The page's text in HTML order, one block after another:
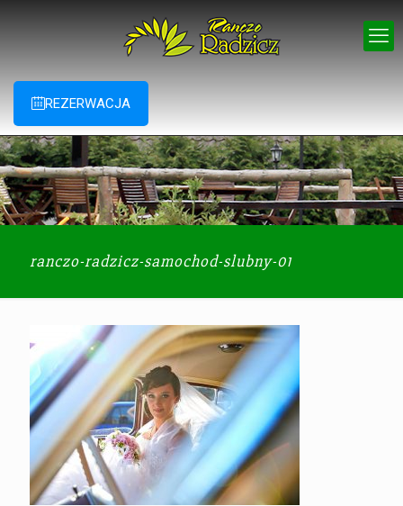
REZERWACJA
ranczo-radzicz-samochod-slubny-01